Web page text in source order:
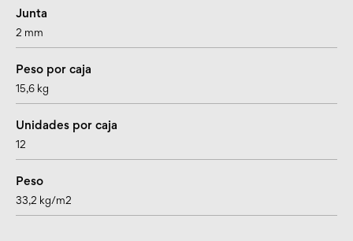
Junta
2 mm
Peso por caja
15,6 kg
Unidades por caja
12
Peso
33,2 kg/m2